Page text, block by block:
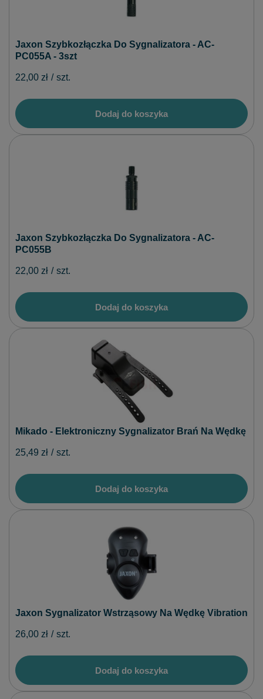
Jaxon Szybkozłączka Do Sygnalizatora - AC-
PC055A - 3szt
22,00 zł / szt.
Dodaj do koszyka
Jaxon Szybkozłączka Do Sygnalizatora - AC-
PC055B
22,00 zł / szt.
Dodaj do koszyka
Mikado - Elektroniczny Sygnalizator Brań Na Wędkę
25,49 zł / szt.
Dodaj do koszyka
Jaxon Sygnalizator Wstrząsowy Na Wędkę Vibration
26,00 zł / szt.
Dodaj do koszyka